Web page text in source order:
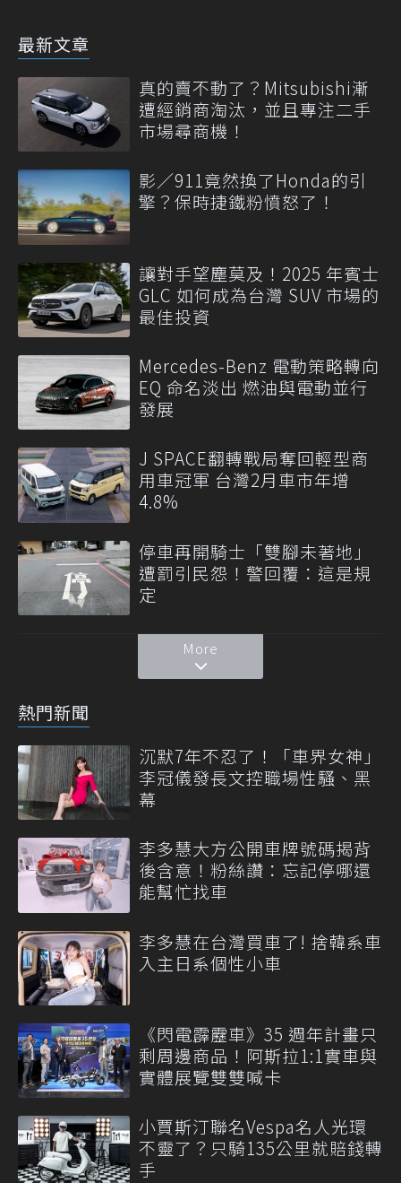
最新文章
真的賣不動了？Mitsubishi漸
遭經銷商淘汰，並且專注二手
市場尋商機！
影／911竟然換了Honda的引
擎？保時捷鐵粉憤怒了！
讓對手望塵莫及！2025 年賓士
GLC 如何成為台灣 SUV 市場的
最佳投資
Mercedes-Benz 電動策略轉向
EQ 命名淡出 燃油與電動並行
發展
J SPACE翻轉戰局奪回輕型商
用車冠軍 台灣2月車市年增
4.8%
停車再開騎士「雙腳未著地」
遭罰引民怨！警回覆：這是規
定
More
熱門新聞
沉默7年不忍了！「車界女神」
李冠儀發長文控職場性騷、黑
幕
李多慧大方公開車牌號碼揭背
後含意！粉絲讚：忘記停哪還
能幫忙找車
李多慧在台灣買車了! 捨韓系車
入主日系個性小車
《閃電霹靂車》35 週年計畫只
剩周邊商品！阿斯拉1:1實車與
實體展覽雙雙喊卡
小賈斯汀聯名Vespa名人光環
不靈了？只騎135公里就賠錢轉
手